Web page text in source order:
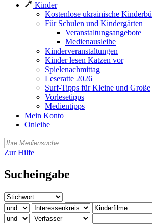
Kinder
Kostenlose ukrainische
Für Schulen und Kindergärten
Veranstaltungsangebote
Medienausleihe
Kinderveranstaltungen
Kinder lesen Katzen vor
Spielenachmittag
Leseratte 2026
Surf-Tipps für Kleine und Große
Vorlesetipps
Medientipps
Mein Konto
Onleihe
Zur Hilfe
Sucheingabe